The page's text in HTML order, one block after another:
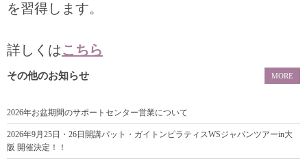
を習得します。
詳しくはこちら
その他のお知らせ
2026年お盆期間のサポートセンター営業について
2026年9月25日・26日開講パット・ガイトンピラティスWSジャパンツアーin大
阪 開催決定！！
MORE